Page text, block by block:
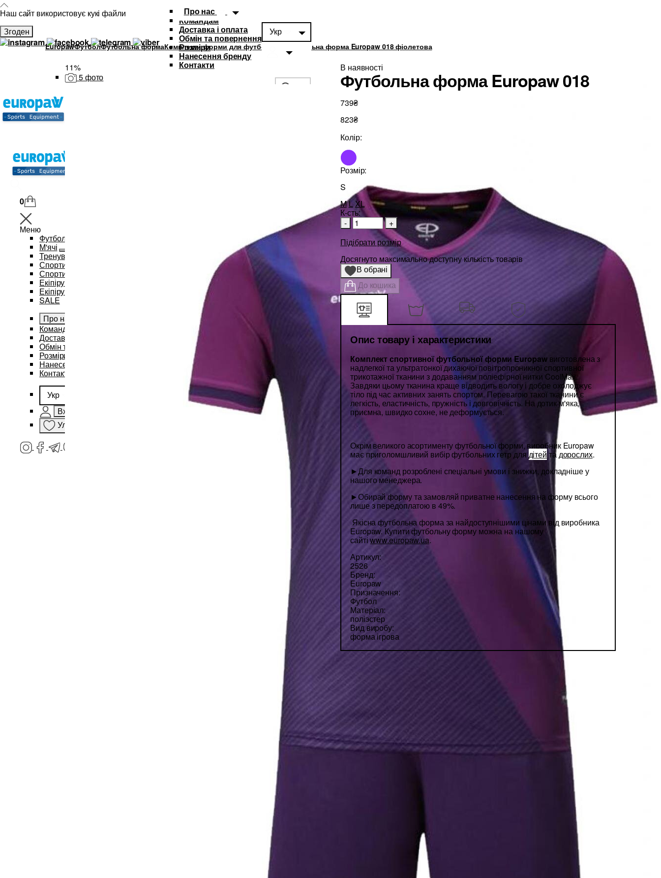
Про нас
Командам
Доставка і оплата
Обмін та повернення
Розміри
Нанесення бренду
Контакти
Укр
Каталог
0
Меню
Футбол
М'ячі
Тренувальний інвентар та аксесуари
Спортивний одяг
Спортивні рюкзаки та сумки
Екіпірування для баскетболу
Екіпірування для єдиноборств
SALE
Про нас
Командам
Доставка і оплата
Обмін та повернення
Розміри
Нанесення бренду
Контакти
Укр
Вхід
Улюблене
Наш сайт використовує кукі файли
Згоден
EuropawФутболФутбольна формаКомплекти форми для футболістів Футбольна форма Europaw 018 фіолетова
11%
5 фото
В наявності
Футбольна форма Europaw 018
739₴
823₴
Колір:
Розмір:
S
MLXL
К-сть:
-
+
Підібрати розмір
Досягнуто максимально доступну кількість товарів
В обрані
До кошика
Опис товару і характеристики
Комплект спортивної футбольної форми Europawвиготовлена з
надлегкої та ультратонкої дихаючої повітропроникної спортивної
трикотажної тканини з додаванням поліефірної нитки CoolMax.
Завдяки цьому тканина краще відводить вологу і добре охолоджує
тіло під час активних занять спортом. Перевагою такої тканини є
легкість, еластичність, пружність і довговічність. На дотик м'яка,
приємна, швидко сохне, не деформується.
Окрім великого асортименту футбольної форми, виробник Europaw
має приголомшливий вибір футбольних гетр для дітейтадорослих.
►Для команд розроблені спеціальні умови і знижки, докладніше у
нашого менеджера.
►Обирай форму та замовляй приватне нанесення на форму всього
лише з передоплатою в 49%.
Якісна футбольна форма за найдоступнішими цінами від виробника
Europaw. Купити футбольну форму можна на нашому
сайтіwww.europaw.ua.
Артикул:
2526
Бренд:
Europaw
Призначення:
Футбол
Матеріал:
поліэстер
Вид виробу:
форма ігрова